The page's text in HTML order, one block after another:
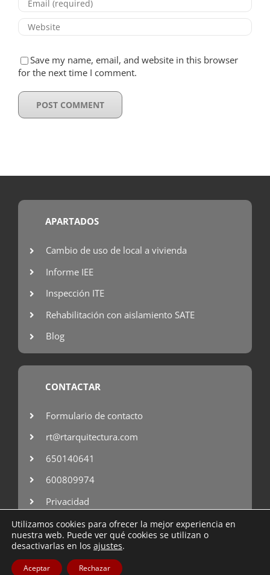
Save my name, email, and website in this browser
for the next time I comment.
APARTADOS
Cambio de uso de local a vivienda
Informe IEE
Inspección ITE
Rehabilitación con aislamiento SATE
Blog
CONTACTAR
Formulario de contacto
rt@rtarquitectura.com
650140641
600809974
Privacidad
Utilizamos cookies para ofrecer la mejor experiencia en
nuestra web. Puede ver qué cookies se utilizan o
desactivarlas en los ajustes.
Aceptar Rechazar